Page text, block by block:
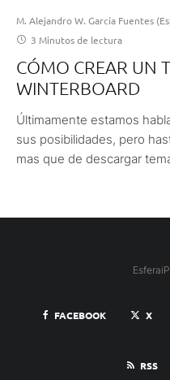
M. Alejandro W. García Fuentes
3 Minutos de lectura
CÓMO CREAR UN
WINTERBOARD
Últimamente estamos
sus posibilidades, pero
mas que de descargar
FACEBOOK X
RSS